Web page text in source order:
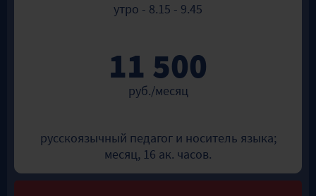
утро - 8.15 - 9.45
11 500
руб./месяц
русскоязычный педагог и носитель языка;
месяц, 16 ак. часов.